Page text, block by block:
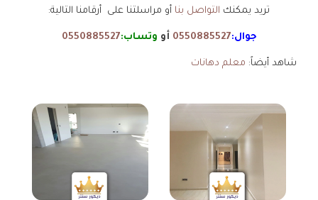
تريد يمكنك التواصل بنا أو مراسلتنا على أرقامنا التالية:
جوال:0550885527 أو وتساب:0550885527
شاهد أيضاً: معلم دهانات